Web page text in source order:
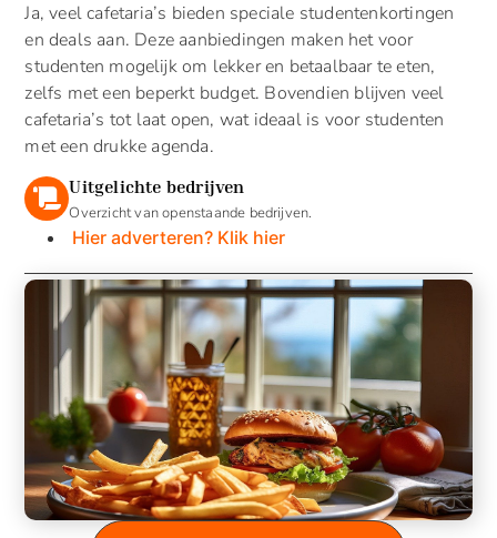
Ja, veel cafetaria’s bieden speciale studentenkortingen
en deals aan. Deze aanbiedingen maken het voor
studenten mogelijk om lekker en betaalbaar te eten,
zelfs met een beperkt budget. Bovendien blijven veel
cafetaria’s tot laat open, wat ideaal is voor studenten
met een drukke agenda.
Uitgelichte bedrijven
Overzicht van openstaande bedrijven.
Hier adverteren? Klik hier